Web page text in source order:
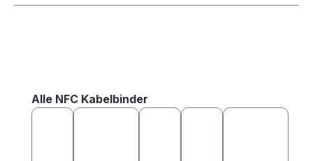
Produktgalerie überspringen
Alle NFC Kabelbinder